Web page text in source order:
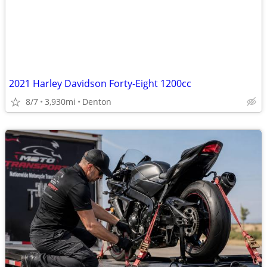
2021 Harley Davidson Forty-Eight 1200cc
8/7 3,930mi Denton